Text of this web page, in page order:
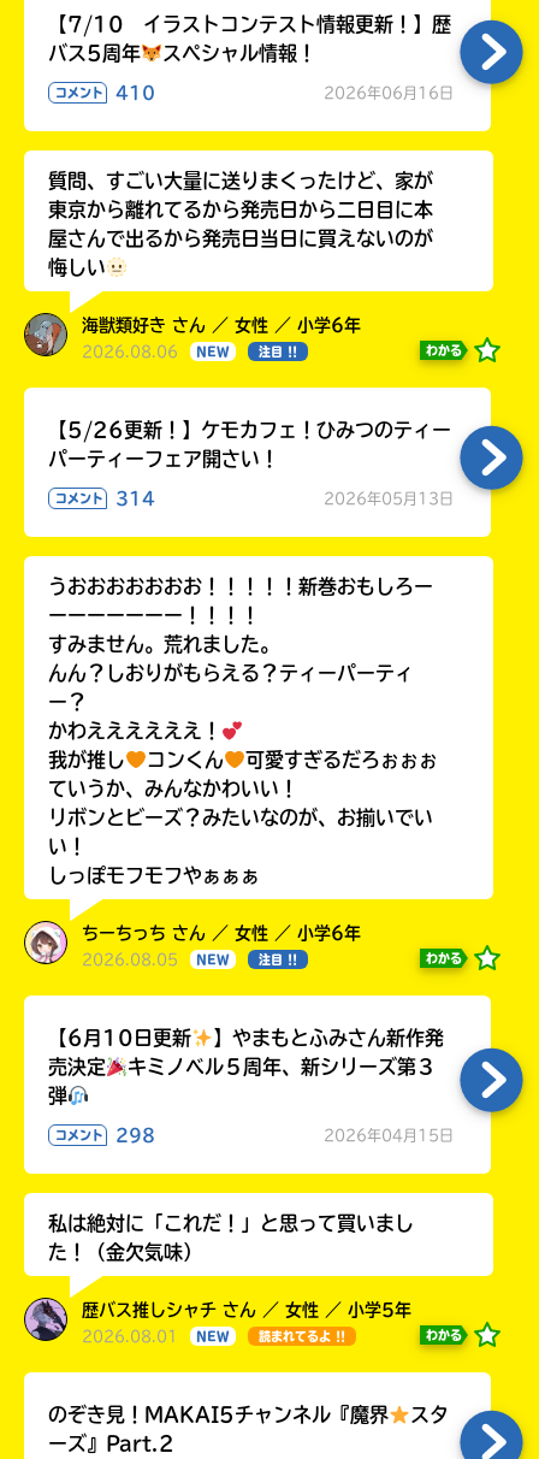
【7/10 イラストコンテスト情報更新！】歴
バス5周年
スペシャル情報！
コメント 410 2026年06月16日
質問、すごい大量に送りまくったけど、家が
東京から離れてるから発売日から二日目に本
屋さんで出るから発売日当日に買えないのが
悔しい
海獣類好き さん ／ 女性 ／ 小学6年
2026.08.06 NEW 注目 !! わかる
【5/26更新！】ケモカフェ！ひみつのティー
パーティーフェア開さい！
コメント 314 2026年05月13日
うおおおおおおお！！！！！新巻おもしろー
ーーーーーーー！！！！
すみません。荒れました。
んん？しおりがもらえる？ティーパーティ
ー？
かわええええええ！
我が推し
コンくん
可愛すぎるだろぉぉぉ
ていうか、みんなかわいい！
リボンとビーズ？みたいなのが、お揃いでい
い！
しっぽモフモフやぁぁぁ
ちーちっち さん ／ 女性 ／ 小学6年
2026.08.05 NEW 注目 !! わかる
【6月10日更新
】やまもとふみさん新作発
売決定
キミノベル５周年、新シリーズ第３
弾
コメント 298 2026年04月15日
私は絶対に「これだ！」と思って買いまし
た！（金欠気味）
歴バス推しシャチ さん ／ 女性 ／ 小学5年
2026.08.01 NEW 読まれてるよ !! わかる
のぞき見！MAKAI5チャンネル『魔界
スタ
ーズ』Part.2